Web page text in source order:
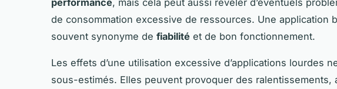
performance, mais cela peut aussi révéler d’éventuels
de consommation excessive de ressources. Une application
souvent synonyme de fiabilité et de bon fonctionnement.
Les effets d’une utilisation excessive d’applications lourdes
sous-estimés. Elles peuvent provoquer des ralentissements,